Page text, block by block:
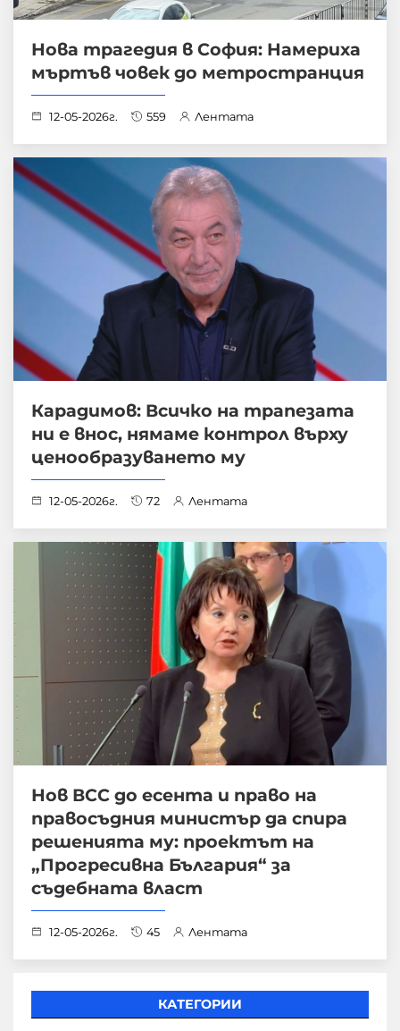
Нова трагедия в София: Намериха
мъртъв човек до метространция
12-05-2026г. 559 Лентата
Карадимов: Всичко на трапезата
ни е внос, нямаме контрол върху
ценообразуването му
12-05-2026г. 72 Лентата
Нов ВСС до есента и право на
правосъдния министър да спира
решенията му: проектът на
„Прогресивна България“ за
съдебната власт
12-05-2026г. 45 Лентата
КАТЕГОРИИ